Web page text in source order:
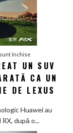
lansează
noua
generație
Smart
în
China
închise
Luxeed
RX:
Chinezii
creat
UN SUV
CA UN
DE LEXUS
Huawei au
după o...